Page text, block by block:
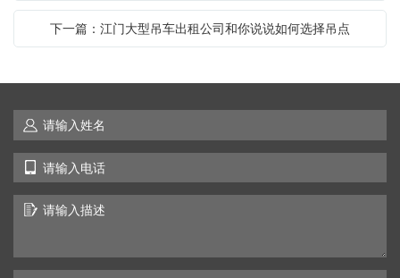
下一篇：江门大型吊车出租公司和你说说如何选择吊点